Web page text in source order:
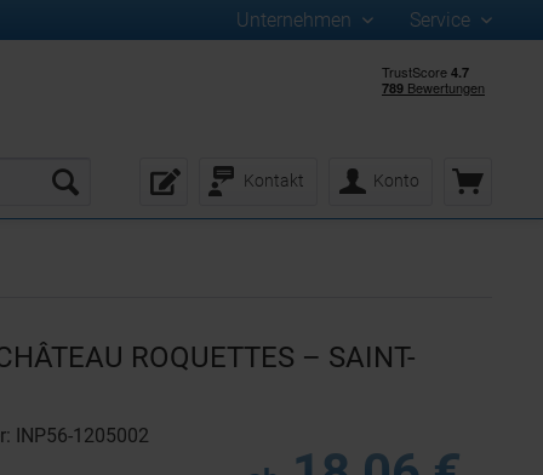
Unternehmen Service
Kontakt Konto
ROQUETTES – SAINT-
INP56-1205002